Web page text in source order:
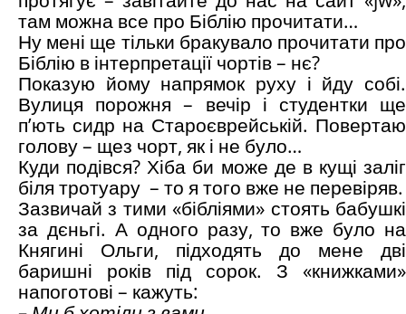
там можна все про Біблію прочитати…
Ну мені ще тільки бракувало прочитати про
Біблію в інтерпретації чортів – нє?
Показую йому напрямок руху і йду собі.
Вулиця порожня – вечір і студентки ще
п’ють сидр на Староєврейській. Повертаю
голову – щез чорт, як і не було…
Куди подівся? Хіба би може де в кущі заліг
біля тротуару – то я того вже не перевіряв.
Зазвичай з тими «бібліями» стоять бабушкі
за дєньгі. А одного разу, то вже було на
Княгині Ольги, підходять до мене дві
баришні років під сорок. З «книжками»
напоготові – кажуть: